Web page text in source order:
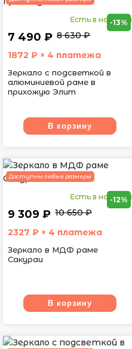
Есть в наличии
7 490 ₽ 8 630 ₽
-13%
1872 ₽ × 4 платежа
Зеркало с подсветкой в
алюминиевой раме в
прихожую Элит
В корзину
Доступны любые размеры
Есть в наличии
9 309 ₽ 10 650 ₽
-12%
2327 ₽ × 4 платежа
Зеркало в МДФ раме
Сакураи
В корзину